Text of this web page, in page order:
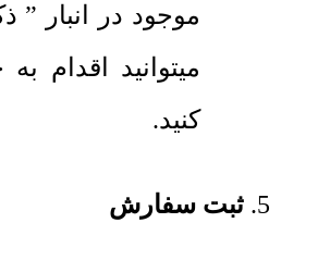
موجود در انبار ”
میتوانید اقدام
کنید.
ثبت سفارش